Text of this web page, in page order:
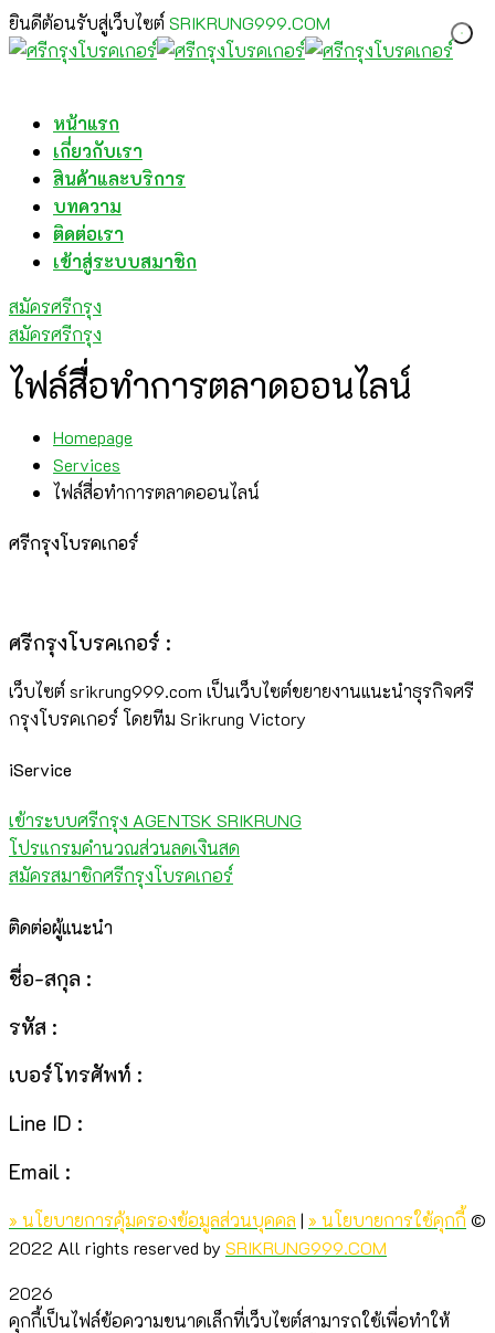
ยินดีต้อนรับสู่เว็บไซต์ SRIKRUNG999.COM
หน้าแรก
เกี่ยวกับเรา
สินค้าและบริการ
บทความ
ติดต่อเรา
เข้าสู่ระบบสมาชิก
สมัครศรีกรุง
สมัครศรีกรุง
ไฟล์สื่อทำการตลาดออนไลน์
Homepage
Services
ไฟล์สื่อทำการตลาดออนไลน์
ศรีกรุงโบรคเกอร์
ศรีกรุงโบรคเกอร์ :
เว็บไซต์ srikrung999.com เป็นเว็บไซต์ขยายงานแนะนำธุรกิจศรี
กรุงโบรคเกอร์ โดยทีม Srikrung Victory
iService
เข้าระบบศรีกรุง AGENTSK SRIKRUNG
โปรแกรมคำนวณส่วนลดเงินสด
สมัครสมาชิกศรีกรุงโบรคเกอร์
ติดต่อผู้แนะนำ
ชื่อ-สกุล :
รหัส :
เบอร์โทรศัพท์ :
Line ID :
Email :
» นโยบายการคุ้มครองข้อมูลส่วนบุคคล | » นโยบายการใช้คุกกี้ ©
2022 All rights reserved by SRIKRUNG999.COM
2026
คุกกี้เป็นไฟล์ข้อความขนาดเล็กที่เว็บไซต์สามารถใช้เพื่อทำให้